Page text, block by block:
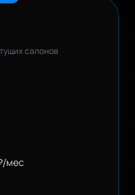
салонов
мес